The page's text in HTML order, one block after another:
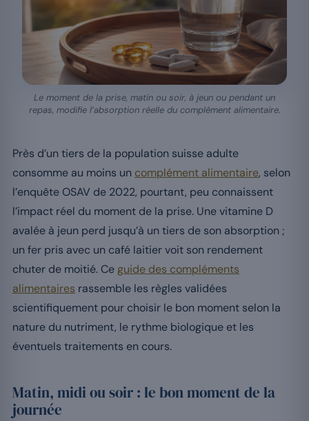
Le moment de la prise, matin ou soir, à jeun ou pendant un
repas, modifie l’absorption réelle du complément alimentaire.
Près d’un tiers de la population suisse adulte
consomme au moins un complément alimentaire, selon
l’enquête OSAV de 2022, pourtant, peu connaissent
l’impact réel du moment de la prise. Une vitamine D
avalée à jeun perd jusqu’à un tiers de son absorption ;
un fer pris avec un café laitier voit son rendement
chuter de moitié. Ce guide des compléments
alimentaires rassemble les règles validées
scientifiquement pour choisir le bon moment selon la
nature du nutriment, le rythme biologique et les
éventuels traitements en cours.
Matin, midi ou soir : le bon moment de la
journée